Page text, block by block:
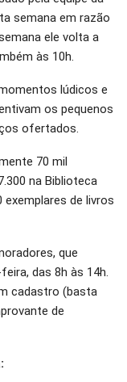
semana em razão
ele volta a
às 10h.
lúdicos e
os pequenos
ofertados.
70 mil
na Biblioteca
exemplares de livros
que
das 8h às 14h.
cadastro (basta
de